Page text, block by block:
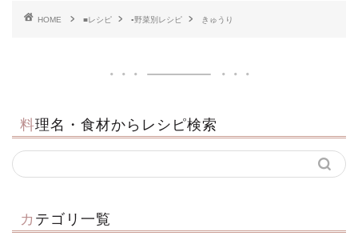
HOME ■レシピ ▪野菜別レシピ きゅうり
料理名・食材からレシピ検索
カテゴリ一覧